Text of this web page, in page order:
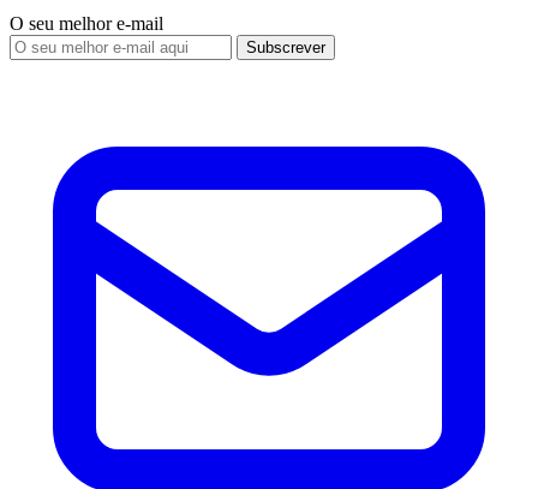
O seu melhor e-mail
Subscrever